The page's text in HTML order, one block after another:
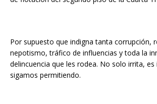
Por supuesto que indigna tanta corrupción,
nepotismo, tráfico de influencias y toda la
delincuencia que les rodea. No solo irrita, es
sigamos permitiendo.